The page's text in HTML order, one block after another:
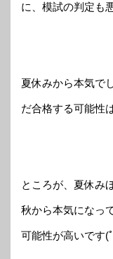
に、模試の判定も
夏休みから本気で
だ合格する可能性
ところが、夏休み
秋から本気になっ
可能性が高いです(